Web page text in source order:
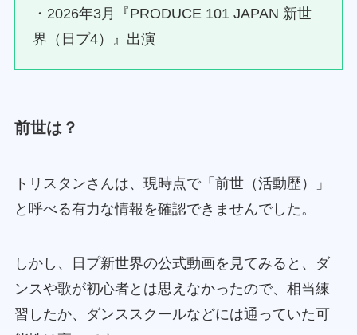
・2026年3月『PRODUCE 101 JAPAN 新世
界（日プ4）』出演
前世は？
トリスタンさんは、現時点で「前世（活動歴）」
と呼べる有力な情報を確認できませんでした。
しかし、日プ新世界の公式動画を見てみると、ダ
ンスや歌が初心者とは思えなかったので、相当練
習したか、ダンススクールなどには通っていた可